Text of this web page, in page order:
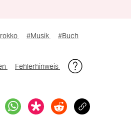
#Musik #Buch
Fehlerhinweis